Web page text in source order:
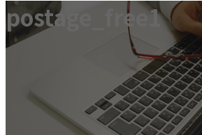
postage_free1